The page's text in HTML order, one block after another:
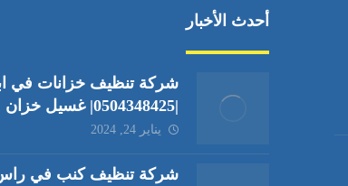
أحدث الأخبار
شركة تنظيف خزانات في
|0504348425| غسيل خزان
يناير 24, 2024
شركة تنظيف كنب في راس